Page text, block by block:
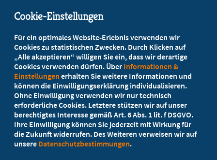
Ihr Landesverband berät Sie!
Ansprechpartner
Werden Sie jetzt Mitglied
5 Vorteile einer MB-Mitgliedschaft
Cookie-Einstellungen
Für ein optimales Website-Erlebnis verwenden wir
Cookies zu statistischen Zwecken. Durch Klicken auf
„Alle akzeptieren“ willigen Sie ein, dass wir derartige
Cookies verwenden dürfen. Über Informationen &
Einstellungen erhalten Sie weitere Informationen und
können die Einwilligungserklärung individualisieren.
Ohne Einwilligung verwenden wir nur technisch
erforderliche Cookies. Letztere stützen wir auf unser
berechtigtes Interesse gemäß Art. 6 Abs. 1 lit. f DSGVO.
Ihre Einwilligung können Sie jederzeit mit Wirkung für
die Zukunft widerrufen. Des Weiteren verweisen wir auf
unsere Datenschutzbestimmungen.